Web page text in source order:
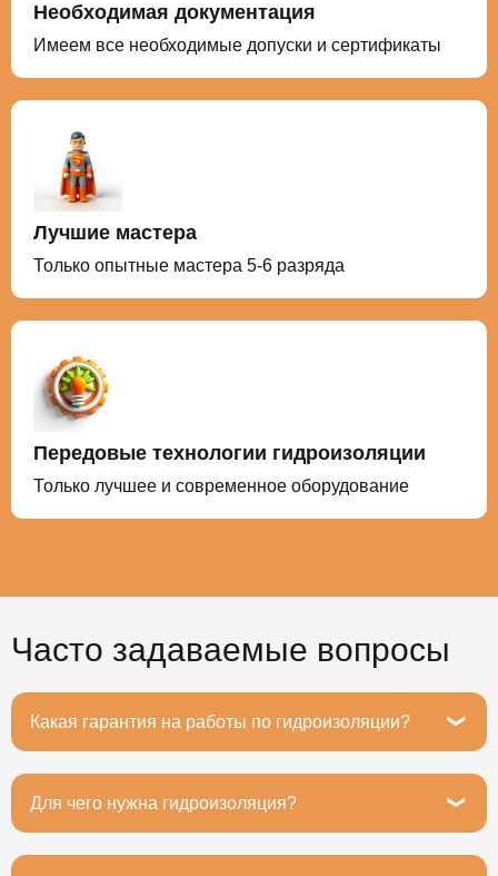
Необходимая документация
Имеем все необходимые допуски и сертификаты
Лучшие мастера
Только опытные мастера 5-6 разряда
Передовые технологии гидроизоляции
Только лучшее и современное оборудование
Часто задаваемые вопросы
Какая гарантия на работы по гидроизоляции?
Гарантия на все работы до 20 лет.
Для чего нужна гидроизоляция?
Основное назначение гидроизоляции – это защита